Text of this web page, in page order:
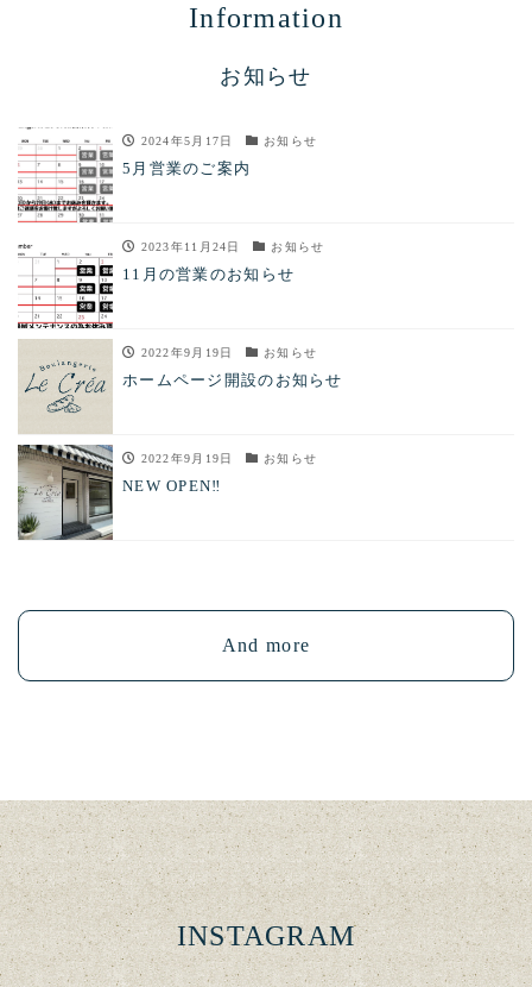
Information
お知らせ
2024年5月17日 お知らせ
5月営業のご案内
2023年11月24日 お知らせ
11月の営業のお知らせ
2022年9月19日 お知らせ
ホームページ開設のお知らせ
2022年9月19日 お知らせ
NEW OPEN‼︎
And more
INSTAGRAM